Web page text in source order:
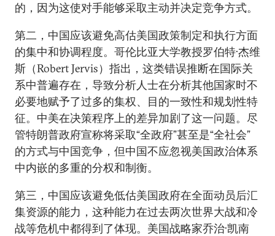
的，因为这使对手能够采取主动并决定竞争方式。
第二，中国应该避免高估美国政策制定和执行方面
的集中和协调程度。哥伦比亚大学教授罗伯特·杰维
斯（Robert Jervis）指出，这类错误推断在国际关
系中普遍存在，导致分析人士在分析其他国家时不
必要地赋予了过多的集权、目的一致性和规划性特
征。中美在决策程序上的差异加剧了这一问题。尽
管特朗普政府宣称将采取“全政府”甚至是“全社会”
的方式与中国竞争，但中国不应忽视美国政治体系
中内嵌的多重的分权和制衡。
第三，中国应该避免低估美国政府在全面动员后汇
集资源的能力，这种能力在过去两次世界大战和冷
战等危机中都得到了体现。美国战略家乔治·凯南